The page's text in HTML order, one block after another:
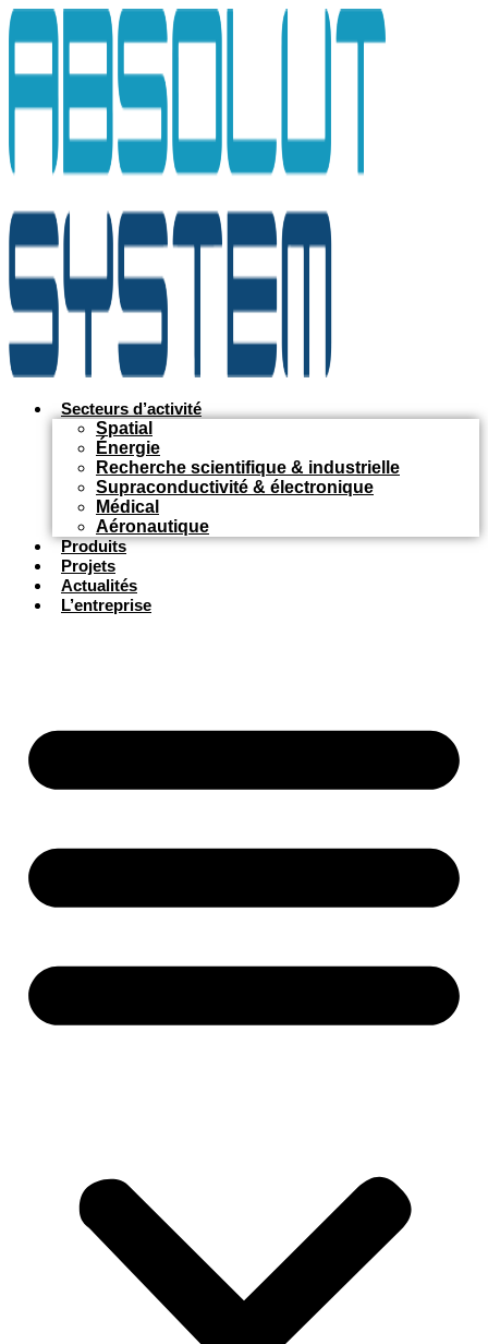
Aller
au
Secteurs d’activité
Spatial
Énergie
Recherche scientifique & industrielle
Supraconductivité & électronique
Médical
Aéronautique
Produits
Projets
Actualités
L’entreprise